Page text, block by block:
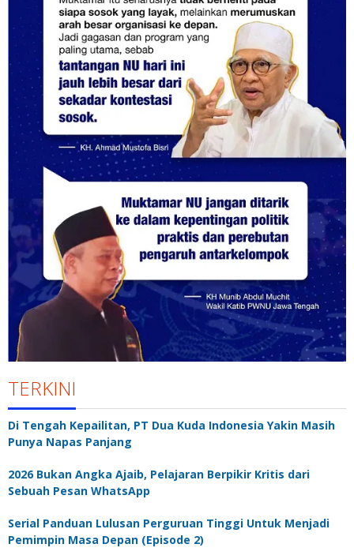
TERKINI
Di Tengah Kepailitan, PT Dua Kuda Indonesia Yakin Masih
Punya Napas Panjang
2026 Bukan Angka Ajaib, Pelajaran Berpikir Kritis dari
Sebuah Pesan WhatsApp
Serial Panduan Lulusan Perguruan Tinggi Untuk Menjadi
Pemimpin Masa Depan (Episode 2)